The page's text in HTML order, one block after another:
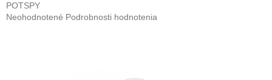
POTSPY
Priemerné
Neohodnotené Podrobnosti hodnotenia